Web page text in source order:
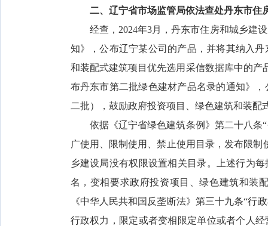
二、辽宁省市场监管局依法查处丹东市住
经查，2024年3月，丹东市住房和城乡建
知》，公布辽宁某公司的产品，并将其纳入
和装配式建筑项目优先选用采信数据库中的产
布丹东市第二批绿色建材产品名录的通知》
二批），鼓励政府投资项目、绿色建筑和装
依据《辽宁省绿色建筑条例》第二十八
广使用、限制使用、禁止使用目录，发布限
乡建设局没有权限设置相关目录。上述行为
名，变相要求政府投资项目、绿色建筑和装
《中华人民共和国反垄断法》第三十九条“行
行政权力，限定或者变相限定单位或者个人